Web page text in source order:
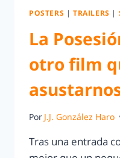
POSTERS | TRAILERS |
La
otro film
Por J.J. González Haro
Tras una entrada